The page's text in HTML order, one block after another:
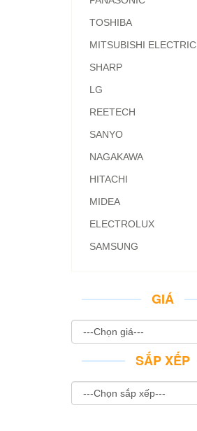
TOSHIBA
MITSUBISHI ELECTRIC
SHARP
LG
REETECH
SANYO
NAGAKAWA
HITACHI
MIDEA
ELECTROLUX
SAMSUNG
GIÁ
SẮP XẾP